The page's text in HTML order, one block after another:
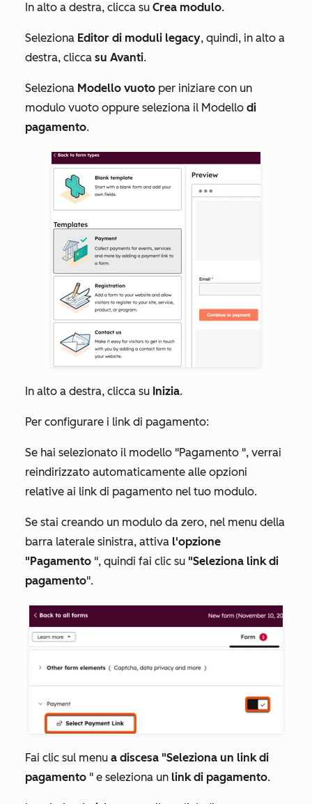
In alto a destra, clicca su Crea modulo.
Seleziona Editor di moduli legacy, quindi, in alto a
destra, clicca su Avanti.
Seleziona Modello vuoto per iniziare con un
modulo vuoto oppure seleziona il Modello di
pagamento.
In alto a destra, clicca su Inizia.
Per configurare i link di pagamento:
Se hai selezionato il modello "Pagamento ", verrai
reindirizzato automaticamente alle opzioni
relative ai link di pagamento nel tuo modulo.
Se stai creando un modulo da zero, nel menu della
barra laterale sinistra, attiva l'opzione
"Pagamento ", quindi fai clic su "Seleziona link di
pagamento".
Fai clic sul menu a discesa "Seleziona un link di
pagamento " e seleziona un link di pagamento.